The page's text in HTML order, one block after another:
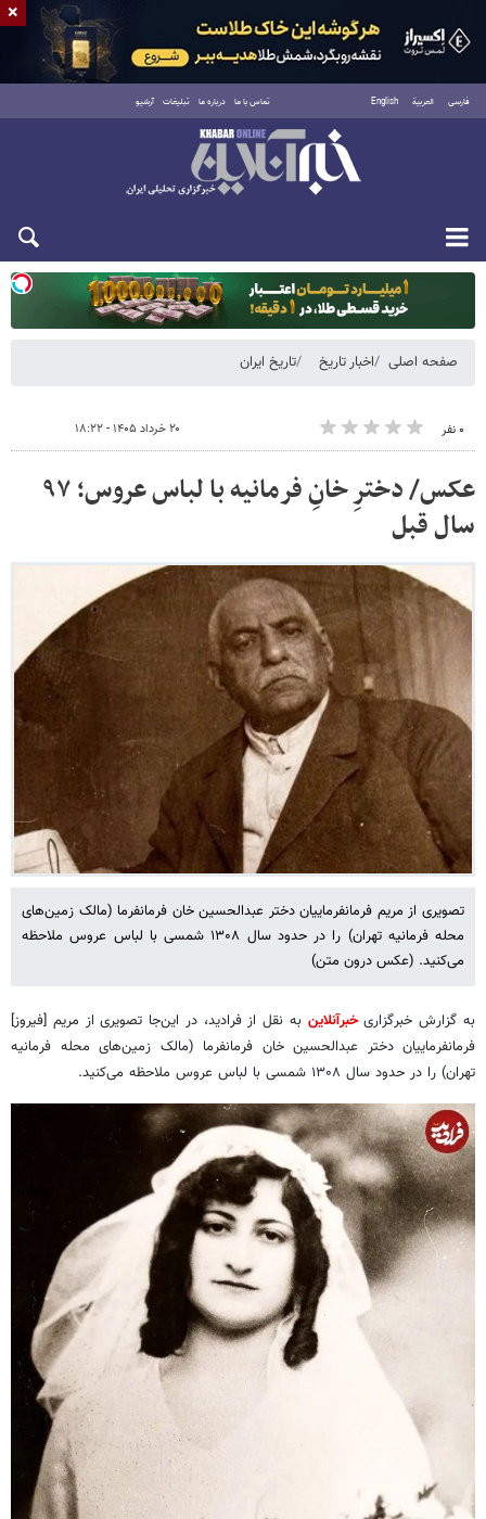
فارسی العربية English تماس با ما درباره ما تبلیغات آرشیو
یکشنبه ۱۸ مرداد ۱۴۰۵
صفحه اصلی اخبار تاریخ تاریخ ایران
۰ نفر ۲۰ خرداد ۱۴۰۵ - ۱۸:۲۲
عکس/ دخترِ خانِ فرمانیه با لباس عروس؛ ۹۷
سال قبل
تصویری از مریم فرمانفرماییان دختر عبدالحسین خان فرمانفرما (مالک زمین‌های
محله فرمانیه تهران) را در حدود سال ۱۳۰۸ شمسی با لباس عروس ملاحظه
می‌کنید. (عکس درون متن)
به گزارش خبرگزاریخبرآنلاین به نقل از فرادید، در این‌جا تصویری از مریم [فیروز]
فرمانفرماییان دختر عبدالحسین خان فرمانفرما (مالک زمین‌های محله فرمانیه
تهران) را در حدود سال ۱۳۰۸ شمسی با لباس عروس ملاحظه می‌کنید.
×